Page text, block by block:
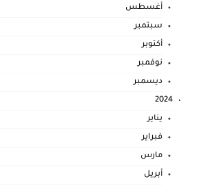
أغسطس
سبتمبر
أكتوبر
نوفمبر
ديسمبر
2024
يناير
فبراير
مارس
أبريل